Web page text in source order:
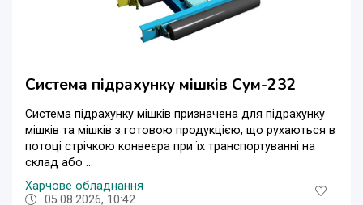
Система підрахунку мішків Сум-232
Система підрахунку мішків призначена для підрахунку
мішків та мішків з готовою продукцією, що рухаються в
потоці стрічкою конвеєра при їх транспортуванні на
склад або ...
Харчове обладнання
05.08.2026, 10:42